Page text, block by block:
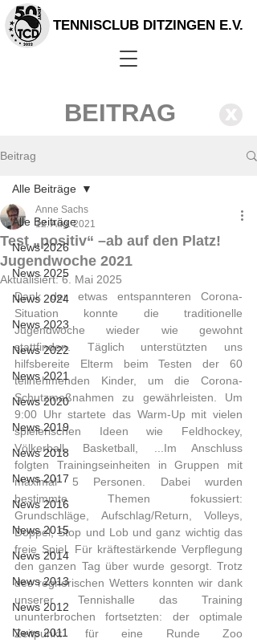
TENNISCLUB DITZINGEN E.V.
BEITRAG X
Beitrag
Alle Beiträge
News 2026
News 2025
News 2024
News 2023
News 2022
News 2021
News 2020
News 2019
News 2018
News 2017
News 2016
News 2015
News 2014
News 2013
News 2012
News 2011
Alle Beiträge
Test „positiv“ –ab auf den Platz!
Jugendwoche 2021
Anne Sachs
12. Aug. 2021
Aktualisiert:6. Mai 2025
Dank der etwas entspannteren Corona-
Situation konnte die traditionelle
Jugendwoche wieder wie gewohnt
stattfinden. Täglich unterstützten uns
hilfsbereite Elterm beim Testen der 60
teilnehmenden Kinder, um die Corona-
Schutzmaßnahmen zu gewährleisten. Um
9:00 Uhr startete das Warm-Up mit vielen
spielerischen Ideen wie Feldhockey,
Völkerball, Basketball, ...Im Anschluss
folgten Trainingseinheiten in Gruppen mit
maximal 5 Personen. Dabei wurden
bestimmte Themen fokussiert:
Grundschläge, Aufschlag/Return, Volleys,
Doppel, Stop und Lob und ganz wichtig das
freie Spiel. Für kräftestärkende Verpflegung
den ganzen Tag über wurde gesorgt. Trotz
des regnerischen Wetters konnten wir dank
unserer Tennishalle das Training
ununterbrochen fortsetzten: der optimale
Zeitpunkt für eine Runde Zoo